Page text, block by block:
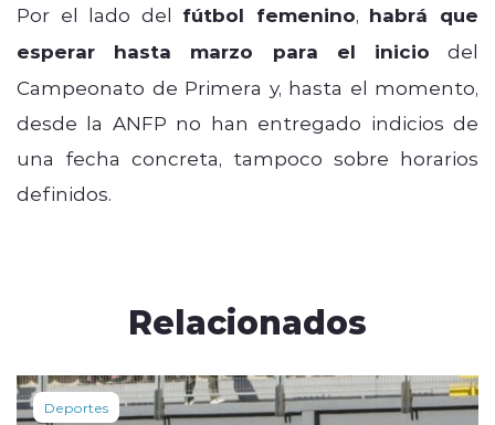
Por el lado del fútbol femenino, habrá que
esperar hasta marzo para el inicio del
Campeonato de Primera y, hasta el momento,
desde la ANFP no han entregado indicios de
una fecha concreta, tampoco sobre horarios
definidos.
Relacionados
Deportes